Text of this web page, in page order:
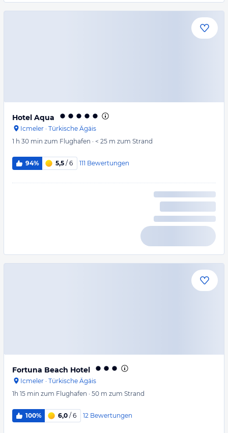
Hotel Aqua
Icmeler · Türkische Ägäis
1 h 30 min zum Flughafen · < 25 m zum Strand
94% 5,5 / 6 111 Bewertungen
Fortuna Beach Hotel
Icmeler · Türkische Ägäis
1h 15 min zum Flughafen · 50 m zum Strand
100% 6,0 / 6 12 Bewertungen